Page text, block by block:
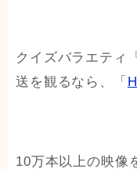
クイズバラエティ
送を観るなら、「
10万本以上の映像